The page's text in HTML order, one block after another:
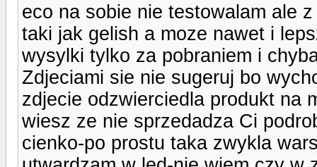
eco na sobie nie testowalam ale
taki jak gelish a moze nawet i
wysylki tylko za pobraniem i
Zdjeciami sie nie sugeruj bo
zdjecie odzwierciedla produkt na
wiesz ze nie sprzedadza Ci
cienko-po prostu taka zwykla